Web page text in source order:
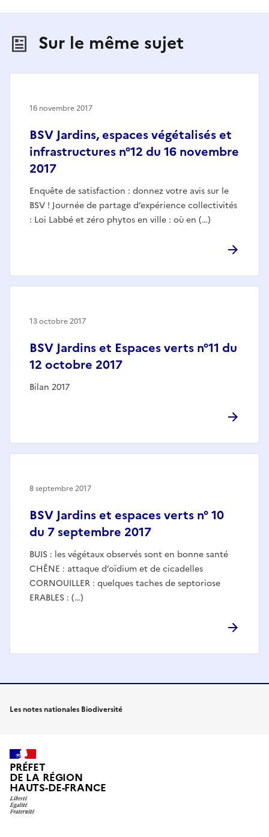
Sur le même sujet
BSV Jardins, espaces végétalisés et
infrastructures n°12 du 16 novembre
2017
Enquête de satisfaction : donnez votre avis sur le
BSV ! Journée de partage d’expérience collectivités
: Loi Labbé et zéro phytos en ville : où en (…)
16 novembre 2017
BSV Jardins et Espaces verts n°11 du
12 octobre 2017
Bilan 2017
13 octobre 2017
BSV Jardins et espaces verts n° 10
du 7 septembre 2017
BUIS : les végétaux observés sont en bonne santé
CHÊNE : attaque d’oïdium et de cicadelles
CORNOUILLER : quelques taches de septoriose
ERABLES : (…)
8 septembre 2017
Les notes nationales Biodiversité
PRÉFET
DE LA RÉGION
HAUTS-DE-FRANCE